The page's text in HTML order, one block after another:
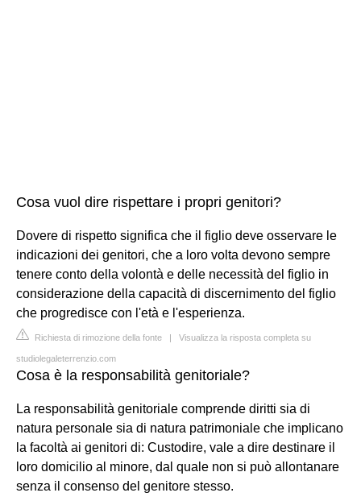
Cosa vuol dire rispettare i propri genitori?
Dovere di rispetto significa che il figlio deve osservare le
indicazioni dei genitori, che a loro volta devono sempre
tenere conto della volontà e delle necessità del figlio in
considerazione della capacità di discernimento del figlio
che progredisce con l'età e l'esperienza.
Richiesta di rimozione della fonte | Visualizza la risposta completa su
studiolegaleterrenzio.com
Cosa è la responsabilità genitoriale?
La responsabilità genitoriale comprende diritti sia di
natura personale sia di natura patrimoniale che implicano
la facoltà ai genitori di: Custodire, vale a dire destinare il
loro domicilio al minore, dal quale non si può allontanare
senza il consenso del genitore stesso.